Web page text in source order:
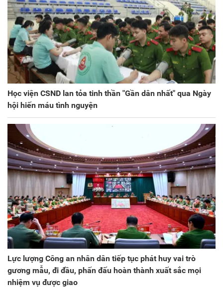
Học viện CSND lan tỏa tinh thần "Gần dân nhất" qua Ngày
hội hiến máu tình nguyện
Lực lượng Công an nhân dân tiếp tục phát huy vai trò
gương mẫu, đi đầu, phấn đấu hoàn thành xuất sắc mọi
nhiệm vụ được giao